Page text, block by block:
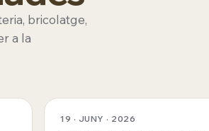
bricolatge,
a la
19 · JUNY · 2026